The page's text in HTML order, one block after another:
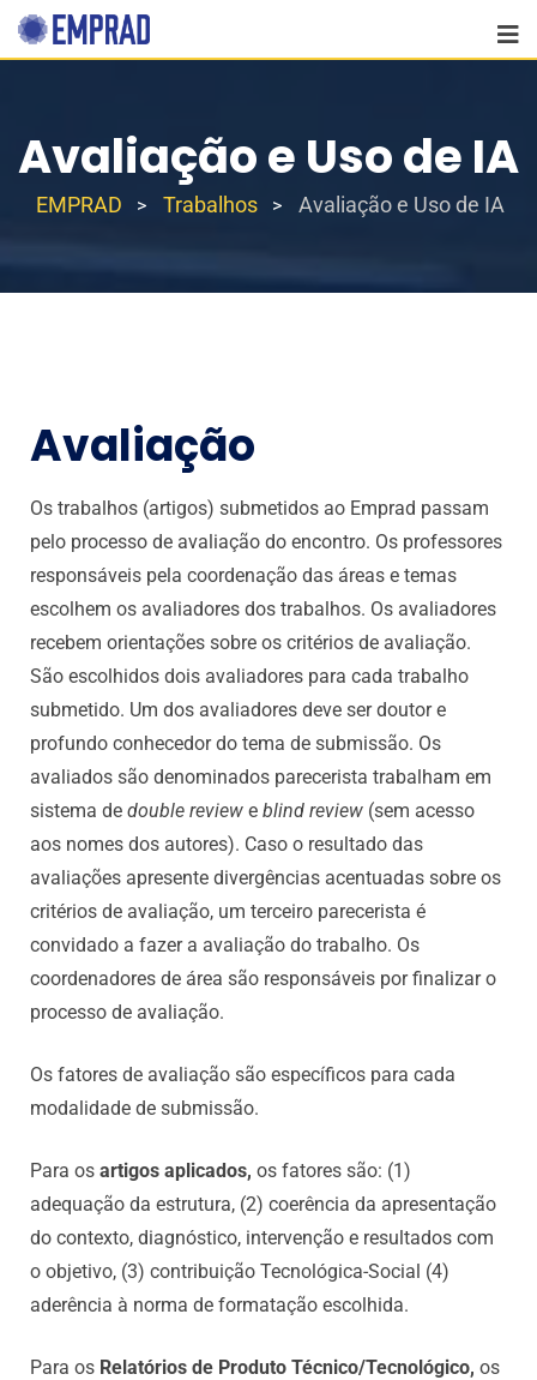
Avaliação e Uso de IA
EMPRAD > Trabalhos > Avaliação e Uso de IA
Avaliação
Os trabalhos (artigos) submetidos ao Emprad passam
pelo processo de avaliação do encontro. Os professores
responsáveis pela coordenação das áreas e temas
escolhem os avaliadores dos trabalhos. Os avaliadores
recebem orientações sobre os critérios de avaliação.
São escolhidos dois avaliadores para cada trabalho
submetido. Um dos avaliadores deve ser doutor e
profundo conhecedor do tema de submissão. Os
avaliados são denominados parecerista trabalham em
sistema de double review e blind review (sem acesso
aos nomes dos autores). Caso o resultado das
avaliações apresente divergências acentuadas sobre os
critérios de avaliação, um terceiro parecerista é
convidado a fazer a avaliação do trabalho. Os
coordenadores de área são responsáveis por finalizar o
processo de avaliação.
Os fatores de avaliação são específicos para cada
modalidade de submissão.
Para os artigos aplicados, os fatores são: (1)
adequação da estrutura, (2) coerência da apresentação
do contexto, diagnóstico, intervenção e resultados com
o objetivo, (3) contribuição Tecnológica-Social (4)
aderência à norma de formatação escolhida.
Para os Relatórios de Produto Técnico/Tecnológico, os